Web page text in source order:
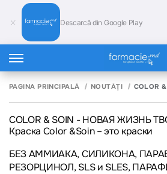
Descarcă din Google Play
PAGINA PRINCIPALĂ NOUTĂȚI COLOR
COLOR & SOIN - НОВАЯ ЖИЗНЬ
Краска Color &Soin– это краски
БЕЗ АММИАКА, СИЛИКОНА,
РЕЗОРЦИНОЛ, SLS и SLES,